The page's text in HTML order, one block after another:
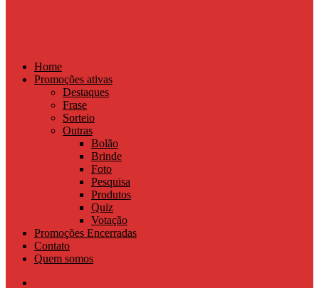
Home
Promoções ativas
Destaques
Frase
Sorteio
Outras
Bolão
Brinde
Foto
Pesquisa
Produtos
Quiz
Votação
Promoções Encerradas
Contato
Quem somos